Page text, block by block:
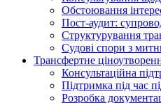
Обстоювання
Пост-аудит:
Структурування
Судові спори з
Трансфертне
Консультаційна
Підтримка під час
Розробка